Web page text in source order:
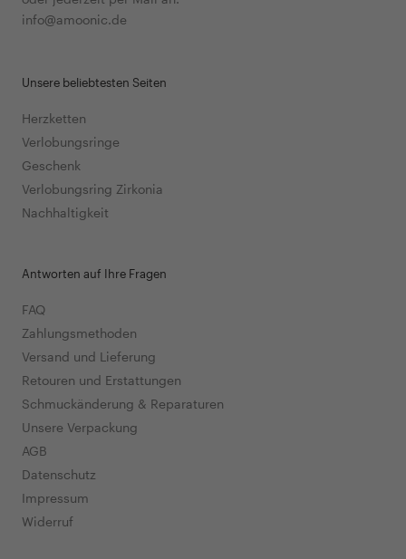
info@amoonic.de
Unsere beliebtesten Seiten
Herzketten
Verlobungsringe
Geschenk
Verlobungsring Zirkonia
Nachhaltigkeit
Antworten auf Ihre Fragen
FAQ
Zahlungsmethoden
Versand und Lieferung
Retouren und Erstattungen
Schmuckänderung & Reparaturen
Unsere Verpackung
AGB
Datenschutz
Impressum
Widerruf